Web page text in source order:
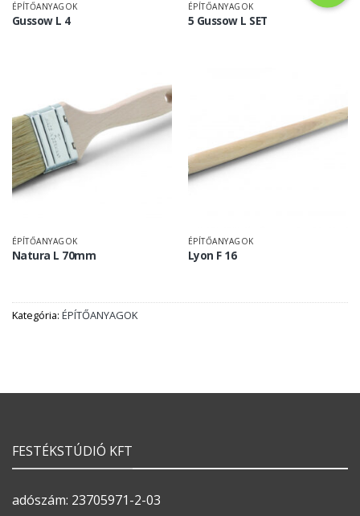
ÉPÍTŐANYAGOK
Gussow L 4
ÉPÍTŐANYAGOK
5 Gussow L SET
ÉPÍTŐANYAGOK
Natura L 70mm
ÉPÍTŐANYAGOK
Lyon F 16
Kategória: ÉPÍTŐANYAGOK
FESTÉKSTÚDIÓ KFT
adószám: 23705971-2-03